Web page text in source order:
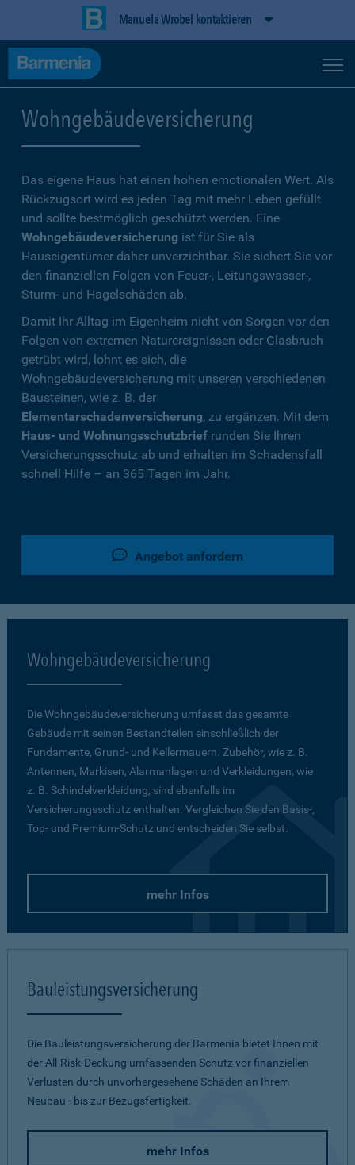
Manuela Wrobel kontaktieren
Wohngebäudeversicherung
Das eigene Haus hat einen hohen emotionalen Wert. Als
Rückzugsort wird es jeden Tag mit mehr Leben gefüllt
und sollte bestmöglich geschützt werden. Eine
Wohngebäudeversicherung ist für Sie als
Hauseigentümer daher unverzichtbar. Sie sichert Sie vor
den finanziellen Folgen von Feuer-, Leitungswasser-,
Sturm- und Hagelschäden ab.
Damit Ihr Alltag im Eigenheim nicht von Sorgen vor den
Folgen von extremen Naturereignissen oder Glasbruch
getrübt wird, lohnt es sich, die
Wohngebäudeversicherung mit unseren verschiedenen
Bausteinen, wie z. B. der
Elementarschadenversicherung, zu ergänzen. Mit dem
Haus- und Wohnungsschutzbrief runden Sie Ihren
Versicherungsschutz ab und erhalten im Schadensfall
schnell Hilfe – an 365 Tagen im Jahr.
Angebot anfordern
Wohngebäudeversicherung
Die Wohngebäudeversicherung umfasst das gesamte
Gebäude mit seinen Bestandteilen einschließlich der
Fundamente, Grund- und Kellermauern. Zubehör, wie z. B.
Antennen, Markisen, Alarmanlagen und Verkleidungen, wie
z. B. Schindelverkleidung, sind ebenfalls im
Versicherungsschutz enthalten. Vergleichen Sie den Basis-,
Top- und Premium-Schutz und entscheiden Sie selbst.
mehr Infos
Bauleistungsversicherung
Die Bauleistungsversicherung der Barmenia bietet Ihnen mit
der All-Risk-Deckung umfassenden Schutz vor finanziellen
Verlusten durch unvorhergesehene Schäden an Ihrem
Neubau - bis zur Bezugsfertigkeit.
mehr Infos